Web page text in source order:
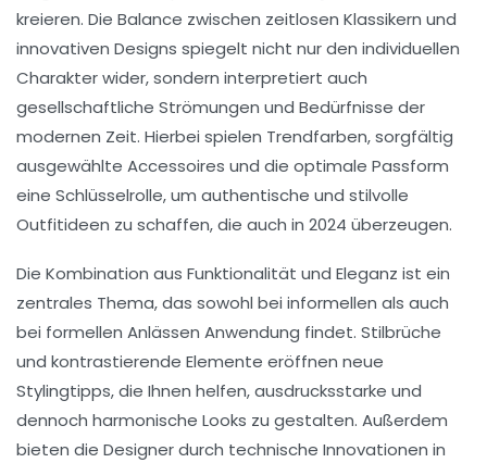
kreieren. Die Balance zwischen zeitlosen Klassikern und
innovativen Designs spiegelt nicht nur den individuellen
Charakter wider, sondern interpretiert auch
gesellschaftliche Strömungen und Bedürfnisse der
modernen Zeit. Hierbei spielen Trendfarben, sorgfältig
ausgewählte Accessoires und die optimale Passform
eine Schlüsselrolle, um authentische und stilvolle
Outfitideen zu schaffen, die auch in 2024 überzeugen.
Die Kombination aus Funktionalität und Eleganz ist ein
zentrales Thema, das sowohl bei informellen als auch
bei formellen Anlässen Anwendung findet. Stilbrüche
und kontrastierende Elemente eröffnen neue
Stylingtipps, die Ihnen helfen, ausdrucksstarke und
dennoch harmonische Looks zu gestalten. Außerdem
bieten die Designer durch technische Innovationen in